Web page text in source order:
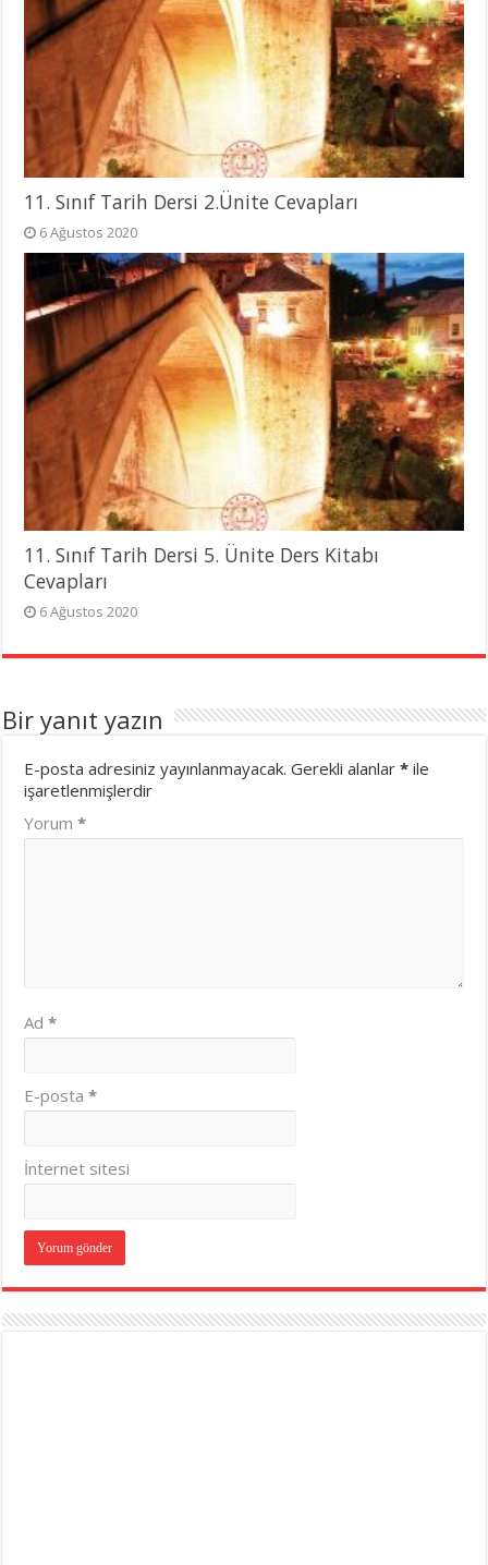
11. Sınıf Tarih Dersi 2.Ünite Cevapları
6 Ağustos 2020
11. Sınıf Tarih Dersi 5. Ünite Ders Kitabı
Cevapları
6 Ağustos 2020
Bir yanıt yazın
E-posta adresiniz yayınlanmayacak. Gerekli alanlar* ile
işaretlenmişlerdir
Yorum*
Ad*
E-posta*
İnternet sitesi